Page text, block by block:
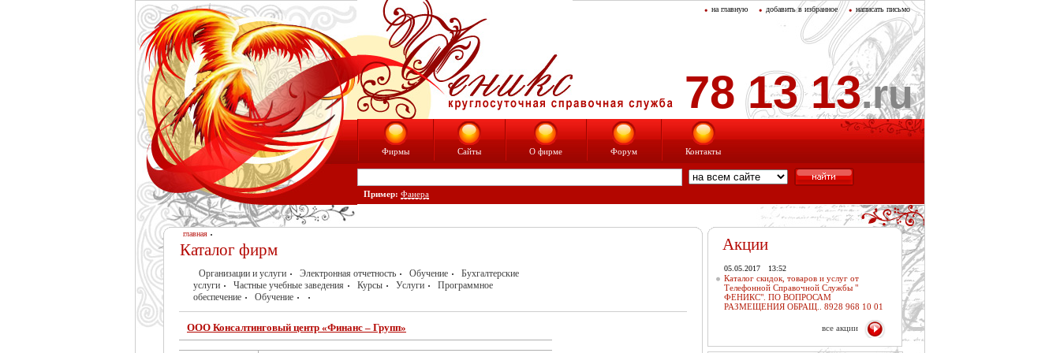
на главную добавить в избранное написать письмо
78 13 13.ru
Фирмы Сайты О фирме Форум Контакты
Пример: Фанера
главная
Каталог фирм
Организации и услуги Электронная отчетность Обучение
Бухгалтерские
услуги
Частные учебные заведения Курсы Услуги
Программное
обеспечение
Обучение
ООО Консалтинговый центр «Финанс – Групп»
Акции
05.05.2017 13:52
Каталог скидок, товаров и услуг от
Телефонной Справочной Службы "
ФЕНИКС". ПО ВОПРОСАМ
РАЗМЕЩЕНИЯ ОБРАЩ.. 8928 968 10 01
все акции